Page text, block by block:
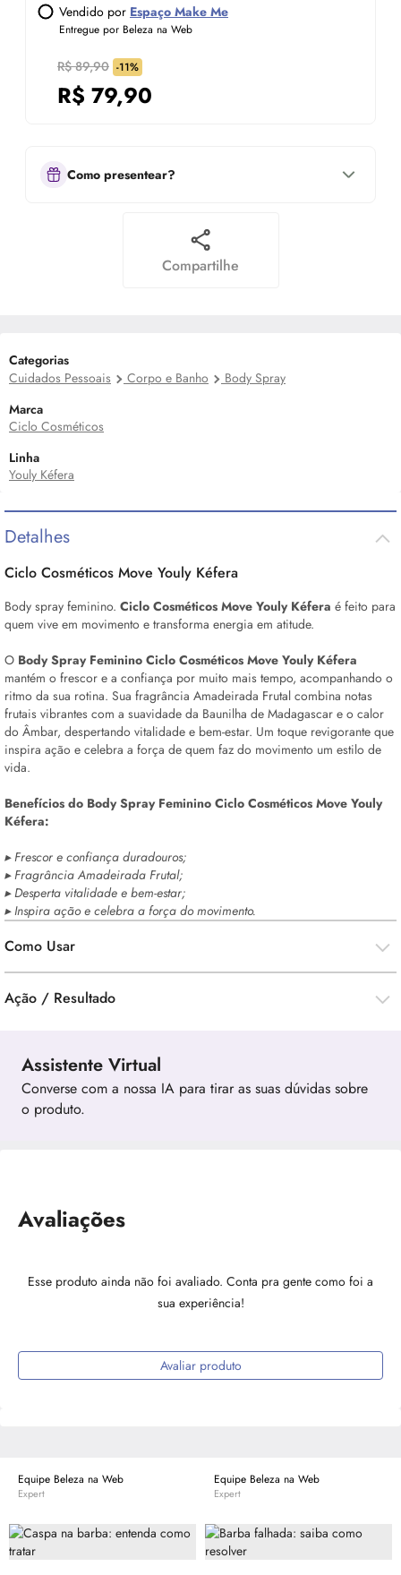
Vendido por Espaço Make Me
Entregue por Beleza na Web
R$ 89,90 -11%
R$ 79,90
Como presentear?
Compartilhe
Categorias
Cuidados Pessoais
Corpo e Banho
Body Spray
Marca
Ciclo Cosméticos
Linha
Youly Kéfera
Detalhes
Ciclo Cosméticos Move Youly Kéfera
Body spray feminino. Ciclo Cosméticos Move Youly Kéfera é feito para
quem vive em movimento e transforma energia em atitude.
O BodySpray Feminino Ciclo Cosméticos Move Youly Kéfera
mantém o frescor e a confiança por muito mais tempo, acompanhando o
ritmo da sua rotina. Sua fragrância Amadeirada Frutal combina notas
frutais vibrantes com a suavidade da Baunilha de Madagascar e o calor
do Âmbar, despertando vitalidade e bem-estar. Um toque revigorante que
inspira ação e celebra a força de quem faz do movimento um estilo de
vida.
Benefícios do BodySpray Feminino Ciclo Cosméticos Move Youly
Kéfera:
▸ Frescor e confiança duradouros;
▸ Fragrância Amadeirada Frutal;
▸ Desperta vitalidade e bem-estar;
▸ Inspira ação e celebra a força do movimento.
Como Usar
Ação / Resultado
Assistente Virtual
Converse com a nossa IA para tirar as suas dúvidas sobre
o produto.
Avaliações
Esse produto ainda não foi avaliado. Conta pra gente como foi a
sua experiência!
Avaliar produto
Equipe Beleza na Web
Expert
Equipe Beleza na Web
Expert